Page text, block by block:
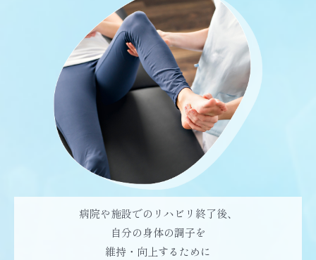
病院や施設でのリハビリ終了後、
自分の身体の調子を
維持・向上するために